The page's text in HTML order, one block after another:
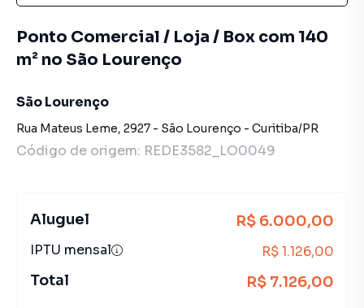
Ponto Comercial / Loja / Box com 140
m² no São Lourenço
São Lourenço
Rua Mateus Leme, 2927 - São Lourenço - Curitiba/PR
Código de origem: REDE3582_LO0049
Aluguel R$ 6.000,00
IPTU mensal R$ 1.126,00
Total R$ 7.126,00